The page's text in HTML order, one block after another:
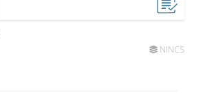
NINCS